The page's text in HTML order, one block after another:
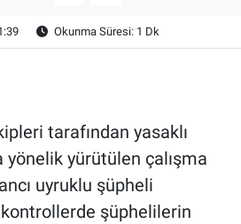
Okunma Süresi: 1 Dk
tarafından yasaklı
yönelik yürütülen çalışma
uyruklu şüpheli
kontrollerde şüphelilerin